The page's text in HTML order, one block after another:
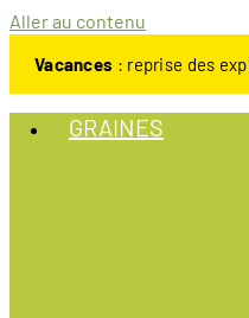
Aller au contenu
Vacances : reprise des
GRAINES